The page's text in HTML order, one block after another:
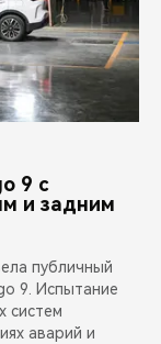
9 с
и задним
публичный
9. Испытание
систем
аварий и